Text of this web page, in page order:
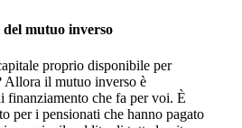
del mutuo inverso
proprio disponibile per
Allora il mutuo inverso è
finanziamento che fa per voi. È
per i pensionati che hanno pagato